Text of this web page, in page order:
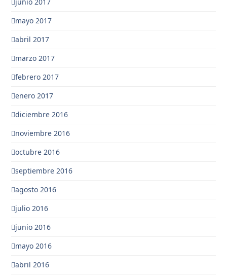
mayo 2017
abril 2017
marzo 2017
febrero 2017
enero 2017
diciembre 2016
noviembre 2016
octubre 2016
septiembre 2016
agosto 2016
julio 2016
junio 2016
mayo 2016
abril 2016